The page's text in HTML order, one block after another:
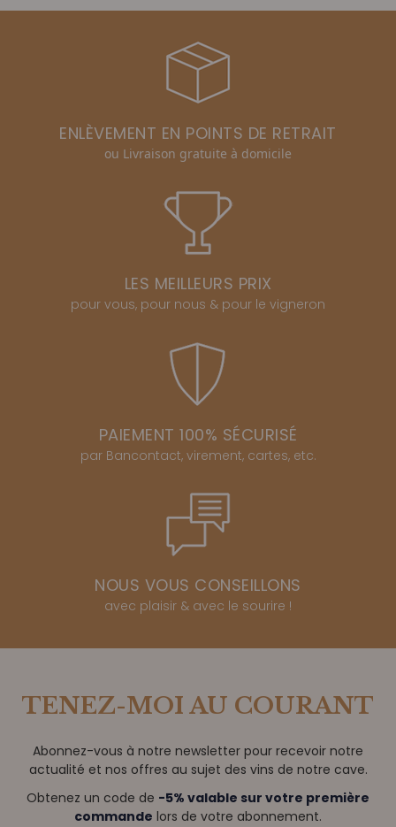
ENLÈVEMENT EN POINTS DE RETRAIT
ou Livraison gratuite à domicile
LES MEILLEURS PRIX
pour vous, pour nous & pour le vigneron
PAIEMENT 100% SÉCURISÉ
par Bancontact, virement, cartes, etc.
NOUS VOUS CONSEILLONS
avec plaisir & avec le sourire !
TENEZ-MOI AU COURANT
Abonnez-vous à notre newsletter pour recevoir notre
actualité et nos offres au sujet des vins de notre cave.
Obtenez un code de -5% valable sur votre première
commande lors de votre abonnement.